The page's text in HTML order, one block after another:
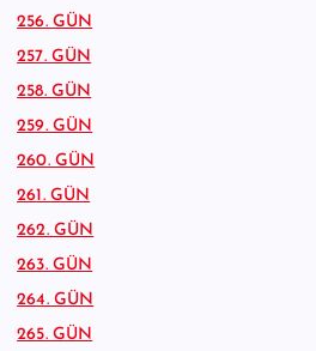
256. GÜN
257. GÜN
258. GÜN
259. GÜN
260. GÜN
261. GÜN
262. GÜN
263. GÜN
264. GÜN
265. GÜN